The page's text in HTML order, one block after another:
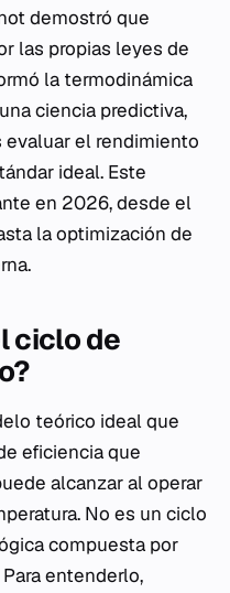
demostró que
las propias leyes de
la termodinámica
ciencia predictiva,
el rendimiento
ideal. Este
en 2026, desde el
la optimización de
ciclo de
teórico ideal que
eficiencia que
alcanzar al operar
No es un ciclo
compuesta por
entenderlo,